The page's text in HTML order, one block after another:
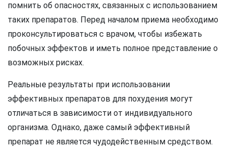
помнить об опасностях, связанных с использованием
таких препаратов. Перед началом приема необходимо
проконсультироваться с врачом, чтобы избежать
побочных эффектов и иметь полное представление о
возможных рисках.
Реальные результаты при использовании
эффективных препаратов для похудения могут
отличаться в зависимости от индивидуального
организма. Однако, даже самый эффективный
препарат не является чудодейственным средством.